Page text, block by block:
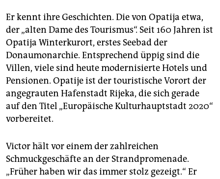
Er kennt ihre Geschichten. Die von Opatija etwa,
der „alten Dame des Tourismus“. Seit 160 Jahren ist
Opatija Winterkurort, erstes Seebad der
Donaumonarchie. Entsprechend üppig sind die
Villen, viele sind heute modernisierte Hotels und
Pensionen. Opatije ist der touristische Vorort der
angegrauten Hafenstadt Rijeka, die sich gerade
auf den Titel „Europäische Kulturhauptstadt 2020“
vorbereitet.
Victor hält vor einem der zahlreichen
Schmuckgeschäfte an der Strandpromenade.
„Früher haben wir das immer stolz gezeigt.“ Er